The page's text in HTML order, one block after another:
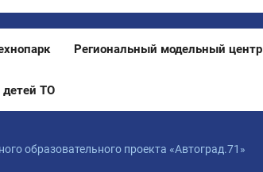
Региональный модельный центр
детей ТО
образовательного проекта «Автоград.71»